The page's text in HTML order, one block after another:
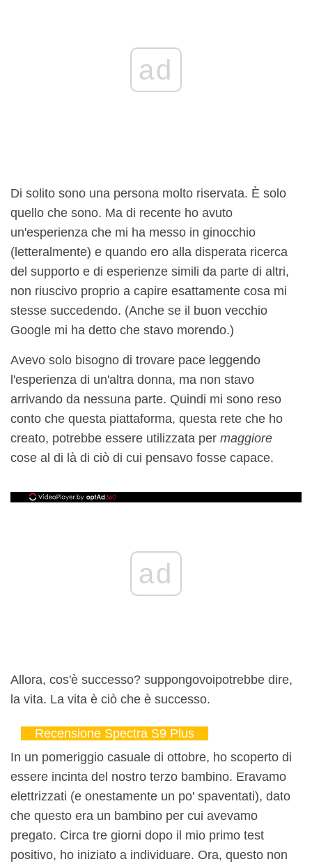
ad
Di solito sono una persona molto riservata. È solo
quello che sono. Ma di recente ho avuto
un'esperienza che mi ha messo in ginocchio
(letteralmente) e quando ero alla disperata ricerca
del supporto e di esperienze simili da parte di altri,
non riuscivo proprio a capire esattamente cosa mi
stesse succedendo. (Anche se il buon vecchio
Google mi ha detto che stavo morendo.)
Avevo solo bisogno di trovare pace leggendo
l'esperienza di un'altra donna, ma non stavo
arrivando da nessuna parte. Quindi mi sono reso
conto che questa piattaforma, questa rete che ho
creato, potrebbe essere utilizzata per maggiore
cose al di là di ciò di cui pensavo fosse capace.
ad
Allora, cos'è successo? suppongovoipotrebbe dire,
la vita. La vita è ciò che è successo.
Recensione Spectra S9 Plus
In un pomeriggio casuale di ottobre, ho scoperto di
essere incinta del nostro terzo bambino. Eravamo
elettrizzati (e onestamente un po' spaventati), dato
che questo era un bambino per cui avevamo
pregato. Circa tre giorni dopo il mio primo test
positivo, ho iniziato a individuare. Ora, questo non